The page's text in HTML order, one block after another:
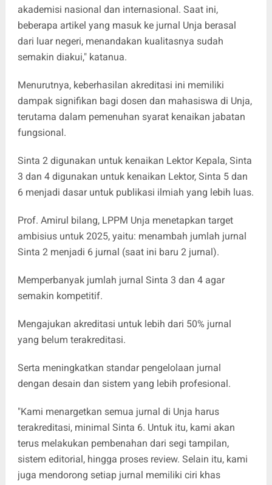
akademisi nasional dan internasional. Saat ini,
beberapa artikel yang masuk ke jurnal Unja berasal
dari luar negeri, menandakan kualitasnya sudah
semakin diakui," katanua.
Menurutnya, keberhasilan akreditasi ini memiliki
dampak signifikan bagi dosen dan mahasiswa di Unja,
terutama dalam pemenuhan syarat kenaikan jabatan
fungsional.
Sinta 2 digunakan untuk kenaikan Lektor Kepala, Sinta
3 dan 4 digunakan untuk kenaikan Lektor, Sinta 5 dan
6 menjadi dasar untuk publikasi ilmiah yang lebih luas.
Prof. Amirul bilang, LPPM Unja menetapkan target
ambisius untuk 2025, yaitu: menambah jumlah jurnal
Sinta 2 menjadi 6 jurnal (saat ini baru 2 jurnal).
Memperbanyak jumlah jurnal Sinta 3 dan 4 agar
semakin kompetitif.
Mengajukan akreditasi untuk lebih dari 50% jurnal
yang belum terakreditasi.
Serta meningkatkan standar pengelolaan jurnal
dengan desain dan sistem yang lebih profesional.
"Kami menargetkan semua jurnal di Unja harus
terakreditasi, minimal Sinta 6. Untuk itu, kami akan
terus melakukan pembenahan dari segi tampilan,
sistem editorial, hingga proses review. Selain itu, kami
juga mendorong setiap jurnal memiliki ciri khas